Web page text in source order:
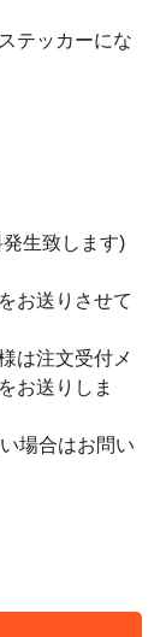
テッカーにな
生致します)
お送りさせて
は注文受付メ
お送りしま
場合はお問い